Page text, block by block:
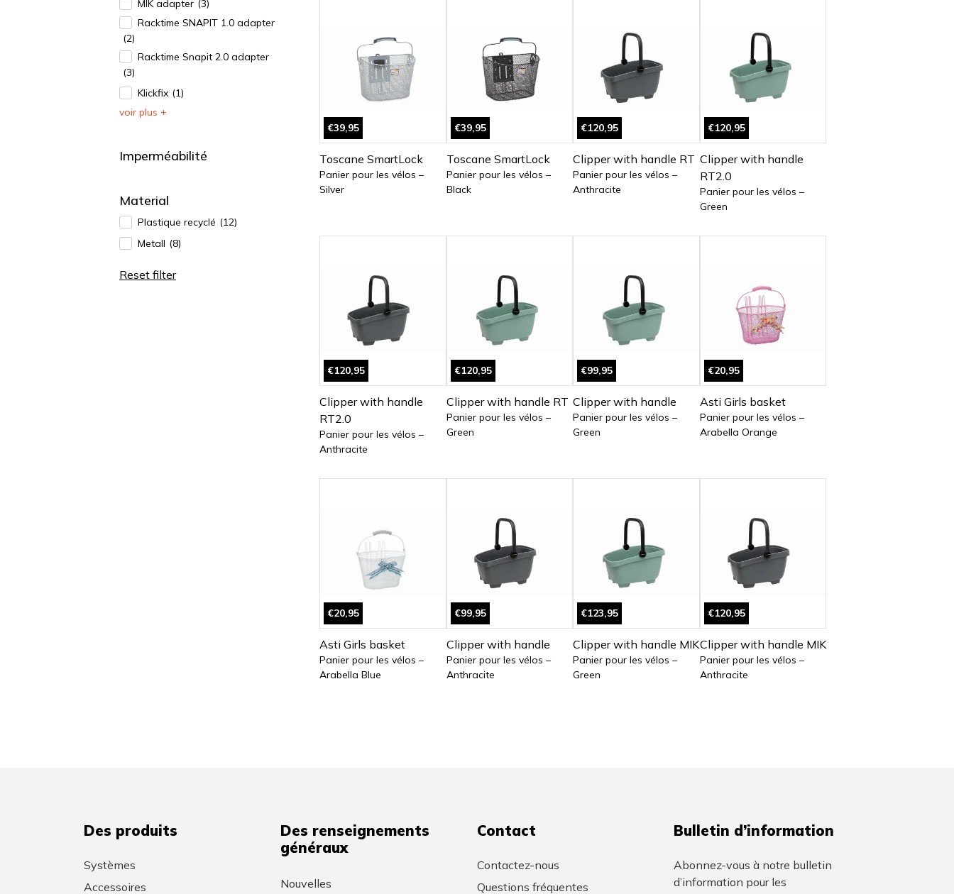
MIK adapter (3)
Racktime SNAPIT 1.0 adapter
(2)
Racktime Snapit 2.0 adapter
(3)
Klickfix (1)
voir plus +
Imperméabilité
Material
Plastique recyclé (12)
Metall (8)
Reset filter
€39,95
Toscane SmartLock
Panier pour les vélos –
Silver
€39,95
Toscane SmartLock
Panier pour les vélos –
Black
€120,95
Clipper with handle RT
Panier pour les vélos –
Anthracite
€120,95
Clipper with handle
RT2.0
Panier pour les vélos –
Green
€120,95
Clipper with handle
RT2.0
Panier pour les vélos –
Anthracite
€120,95
Clipper with handle RT
Panier pour les vélos –
Green
€99,95
Clipper with handle
Panier pour les vélos –
Green
€20,95
Asti Girls basket
Panier pour les vélos –
Arabella Orange
€20,95
Asti Girls basket
Panier pour les vélos –
Arabella Blue
€99,95
Clipper with handle
Panier pour les vélos –
Anthracite
€123,95
Clipper with handle MIK
Panier pour les vélos –
Green
€120,95
Clipper with handle MIK
Panier pour les vélos –
Anthracite
Des produits
Systèmes
Accessoires
Des renseignements
généraux
Nouvelles
Contact
Contactez-nous
Questions fréquentes
Bulletin d’information
Abonnez-vous à notre bulletin
d’information pour les